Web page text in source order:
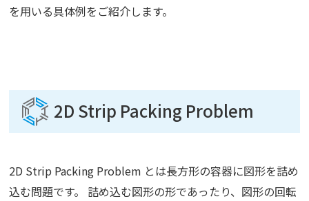
を用いる具体例をご紹介します。
2D Strip Packing Problem
2D Strip Packing Problem とは長方形の容器に図形を詰め
込む問題です。 詰め込む図形の形であったり、図形の回転